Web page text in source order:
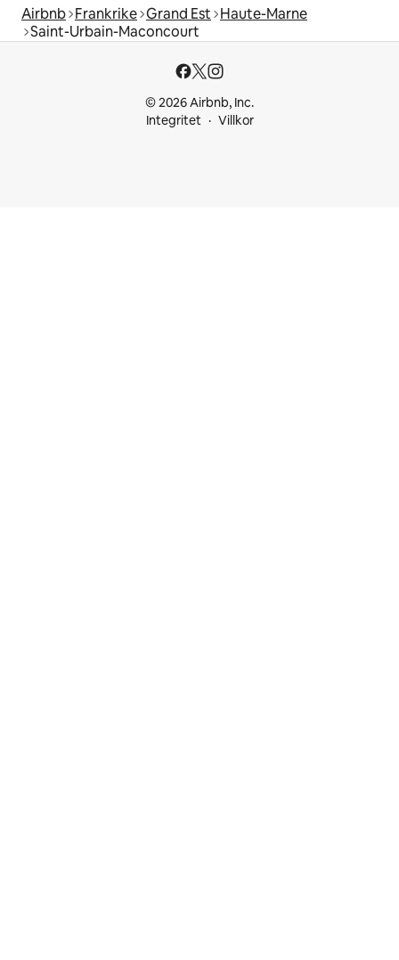
Airbnb Frankrike Grand Est Haute-Marne
Saint-Urbain-Maconcourt
© 2026 Airbnb, Inc.
Integritet
Villkor